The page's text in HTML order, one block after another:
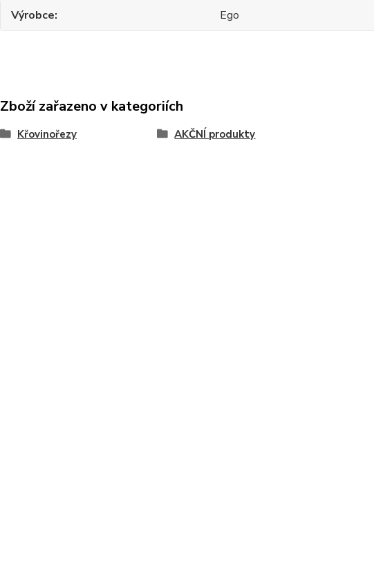
Výrobce Ego
Zboží zařazeno v kategoriích
Křovinořezy AKČNÍ produkty